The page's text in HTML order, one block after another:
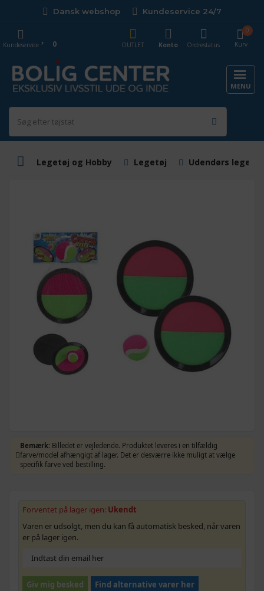
Dansk webshop Kundeservice 24/7
Kurv
0
OUTLET
Konto Ordrestatus
Kundeservice 0
MENU
Legetøj og Hobby Legetøj Udendørs legetøj
Bemærk: Billedet er vejledende. Produktet leveres i en tilfældig
farve/model afhængigt af lager. Det er desværre ikke muligt at vælge
specifik farve ved bestilling.
Forventet på lager igen: Ukendt
Varen er udsolgt, men du kan få automatisk besked, når varen
er på lager igen.
Giv mig besked Find alternative varer her